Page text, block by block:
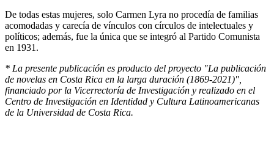
De todas estas mujeres, solo Carmen Lyra no procedía de familias
acomodadas y carecía de vínculos con círculos de intelectuales y
políticos; además, fue la única que se integró al Partido Comunista
en 1931.
* La presente publicación es producto del proyecto "La publicación
de novelas en Costa Rica en la larga duración (1869-2021)",
financiado por la Vicerrectoría de Investigación y realizado en el
Centro de Investigación en Identidad y Cultura Latinoamericanas
de la Universidad de Costa Rica.